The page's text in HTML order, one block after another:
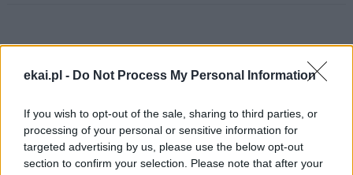
ekai.pl - Do Not Process My Personal Information
If you wish to opt-out of the sale, sharing to third parties, or
processing of your personal or sensitive information for
targeted advertising by us, please use the below opt-out
section to confirm your selection. Please note that after your
Nuncjusz na Ukrainie: wojna wciąż pochłania ofiary
06 sierpnia 2026 | 15:59
Papież do młodych w Asyżu: idźcie na peryferie i budujcie